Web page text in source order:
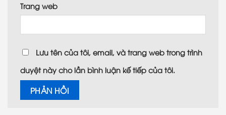
Trang web
Lưu tên của tôi, email, và trang web trong trình
duyệt này cho lần bình luận kế tiếp của tôi.